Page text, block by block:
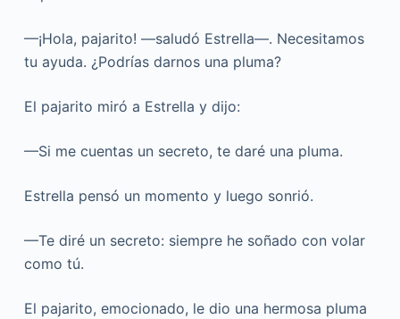
—¡Hola, pajarito! —saludó Estrella—. Necesitamos
tu ayuda. ¿Podrías darnos una pluma?
El pajarito miró a Estrella y dijo:
—Si me cuentas un secreto, te daré una pluma.
Estrella pensó un momento y luego sonrió.
—Te diré un secreto: siempre he soñado con volar
como tú.
El pajarito, emocionado, le dio una hermosa pluma